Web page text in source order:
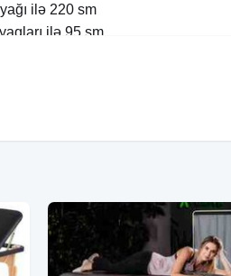
ilə 220 sm
ilə 95 sm
kq
sm
birlikdə 15 kq)